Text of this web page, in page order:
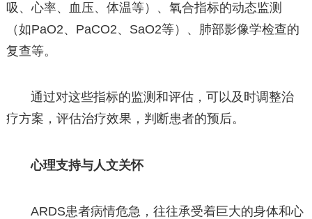
吸、心率、血压、体温等）、氧合指标的动态监测
（如PaO2、PaCO2、SaO2等）、肺部影像学检查的
复查等。
通过对这些指标的监测和评估，可以及时调整治
疗方案，评估治疗效果，判断患者的预后。
心理支持与人文关怀
ARDS患者病情危急，往往承受着巨大的身体和心